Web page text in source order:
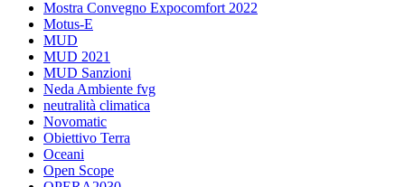
Mostra Convegno Expocomfort 2022
Motus-E
MUD
MUD 2021
MUD Sanzioni
Neda Ambiente fvg
neutralità climatica
Novomatic
Obiettivo Terra
Oceani
Open Scope